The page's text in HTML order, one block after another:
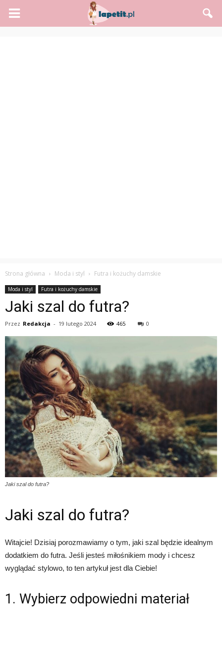
Strona główna Moda i styl Futra i kożuchy damskie
Moda i styl Futra i kożuchy damskie
Jaki szal do futra?
Przez Redakcja - 19 lutego 2024 465 0
Jaki szal do futra?
Jaki szal do futra?
Witajcie! Dzisiaj porozmawiamy o tym, jaki szal będzie idealnym
dodatkiem do futra. Jeśli jesteś miłośnikiem mody i chcesz
wyglądać stylowo, to ten artykuł jest dla Ciebie!
1. Wybierz odpowiedni materiał